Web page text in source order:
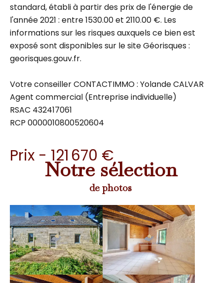
standard, établi à partir des prix de l'énergie de
l'année 2021 : entre 1530.00 et 2110.00 €. Les
informations sur les risques auxquels ce bien est
exposé sont disponibles sur le site Géorisques :
georisques.gouv.fr.
Votre conseiller CONTACTIMMO : Yolande CALVAR
Agent commercial (Entreprise individuelle)
RSAC 432417061
RCP 0000010800520604
Prix - 121 670 €
Notre sélection
de photos